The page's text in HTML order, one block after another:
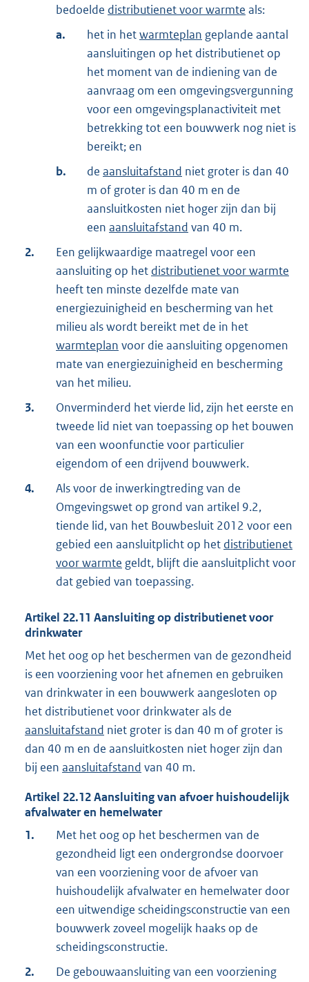
bedoelde distributienet voor warmte als:
a.
het in hetwarmteplan geplande aantal
aansluitingen op het distributienet op
het moment van de indiening van de
aanvraag om een omgevingsvergunning
voor een omgevingsplanactiviteit met
betrekking tot een bouwwerk nog niet is
bereikt; en
b.
de aansluitafstand niet groter is dan 40
m of groter is dan 40 m en de
aansluitkosten niet hoger zijn dan bij
een aansluitafstand van 40 m.
2.
Een gelijkwaardige maatregel voor een
aansluiting op het distributienet voor warmte
heeft ten minste dezelfde mate van
energiezuinigheid en bescherming van het
milieu als wordt bereikt met de in het
warmteplan voor die aansluiting opgenomen
mate van energiezuinigheid en bescherming
van het milieu.
3.
Onverminderd het vierde lid, zijn het eerste en
tweede lid niet van toepassing op het bouwen
van een woonfunctie voor particulier
eigendom of een drijvend bouwwerk.
4.
Als voor de inwerkingtreding van de
Omgevingswet op grond van artikel 9.2,
tiende lid, van het Bouwbesluit 2012 voor een
gebied een aansluitplicht op het distributienet
voor warmte geldt, blijft die aansluitplicht voor
dat gebied van toepassing.
Artikel 22.11 Aansluiting op distributienet voor
drinkwater
Met het oog op het beschermen van de gezondheid
is een voorziening voor het afnemen en gebruiken
van drinkwater in een bouwwerk aangesloten op
het distributienet voor drinkwater als de
aansluitafstand niet groter is dan 40 m of groter is
dan 40 m en de aansluitkosten niet hoger zijn dan
bij een aansluitafstand van 40 m.
Artikel 22.12Aansluiting van afvoer huishoudelijk
afvalwater en hemelwater
1.
Met het oog op het beschermen van de
gezondheid ligt een ondergrondse doorvoer
van een voorziening voor de afvoer van
huishoudelijk afvalwater en hemelwater door
een uitwendige scheidingsconstructie van een
bouwwerk zoveel mogelijk haaks op de
scheidingsconstructie.
2.
De gebouwaansluiting van een voorziening